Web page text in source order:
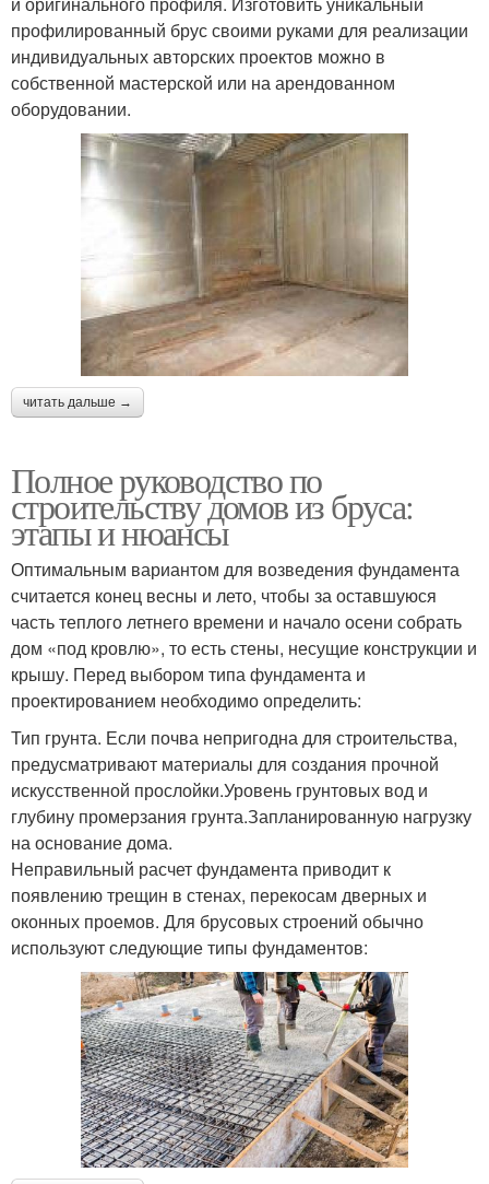
профилированный брус своими руками для реализации
индивидуальных авторских проектов можно в
собственной мастерской или на арендованном
оборудовании.
читать дальше →
Полное руководство по
строительству домов из бруса:
этапы и нюансы
Оптимальным вариантом для возведения фундамента
считается конец весны и лето, чтобы за оставшуюся
часть теплого летнего времени и начало осени собрать
дом «под кровлю», то есть стены, несущие конструкции и
крышу. Перед выбором типа фундамента и
проектированием необходимо определить:
Тип грунта. Если почва непригодна для строительства,
предусматривают материалы для создания прочной
искусственной прослойки.Уровень грунтовых вод и
глубину промерзания грунта.Запланированную нагрузку
на основание дома.
Неправильный расчет фундамента приводит к
появлению трещин в стенах, перекосам дверных и
оконных проемов. Для брусовых строений обычно
используют следующие типы фундаментов: